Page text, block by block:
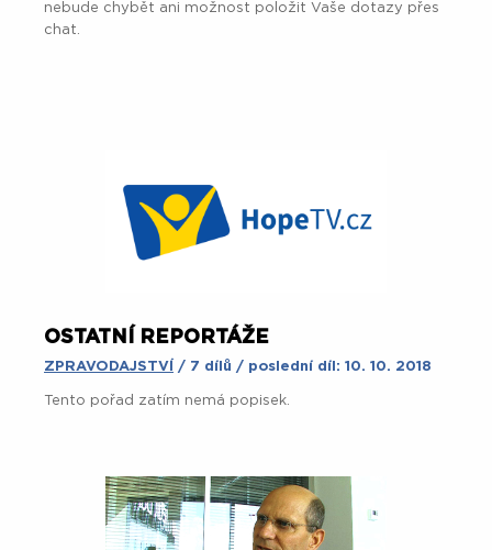
nebude chybět ani možnost položit Vaše dotazy přes
chat.
OSTATNÍ REPORTÁŽE
ZPRAVODAJSTVÍ / 7 dílů / poslední díl: 10. 10. 2018
Tento pořad zatím nemá popisek.